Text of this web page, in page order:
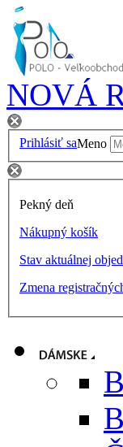
NOVÁ
Meno
Prihlásiť sa
Pekný deň
Nákupný košík
Stav aktuálnej
Zmena